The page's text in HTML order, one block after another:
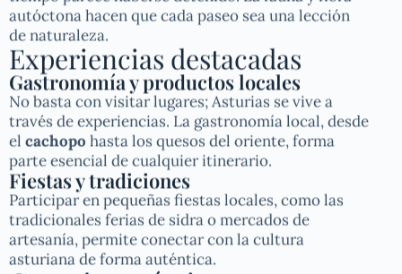
autóctona hacen que cada paseo sea una lección
de naturaleza.
Experiencias destacadas
Gastronomía y productos locales
No basta con visitar lugares; Asturias se vive a
través de experiencias. La gastronomía local, desde
el cachopo hasta los quesos del oriente, forma
parte esencial de cualquier itinerario.
Fiestas y tradiciones
Participar en pequeñas fiestas locales, como las
tradicionales ferias de sidra o mercados de
artesanía, permite conectar con la cultura
asturiana de forma auténtica.